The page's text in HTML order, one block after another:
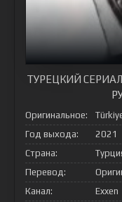
ТУРЕЦКИЙ
Оригинальное:
Год выхода:
2021
Страна:
Перевод:
Канал:
Exxen